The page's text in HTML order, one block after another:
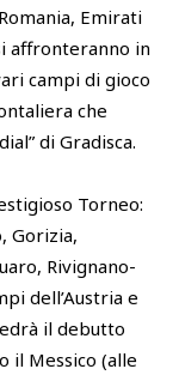
Emirati
affronteranno in
campi di gioco
che
di Gradisca.
Torneo:
Gorizia,
Rivignano-
dell’Austria e
il debutto
il Messico (alle